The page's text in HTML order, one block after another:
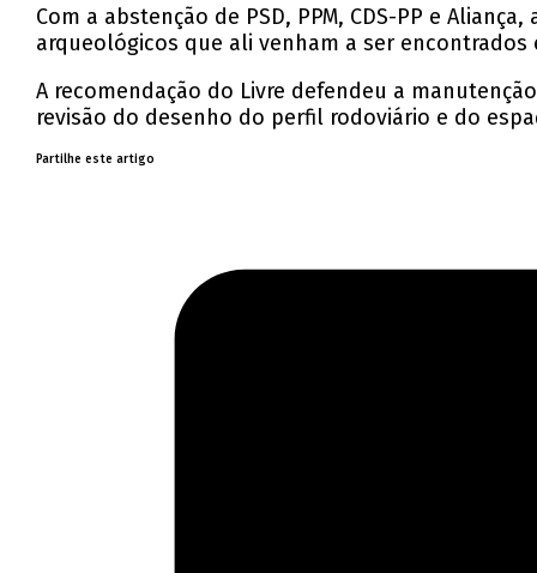
Com a abstenção de PSD, PPM, CDS-PP e
arqueológicos que ali venham a ser
A recomendação do Livre defendeu a
revisão do desenho do perfil rodoviário e do
Partilhe este artigo